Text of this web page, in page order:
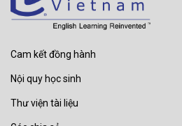
Cam kết đồng hành
Nội quy học sinh
Thư viện tài liệu